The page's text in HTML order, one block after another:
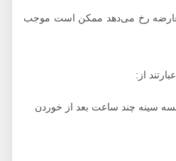
رخ می‌دهد ممکن است موجب
از:
چند ساعت بعد از خوردن